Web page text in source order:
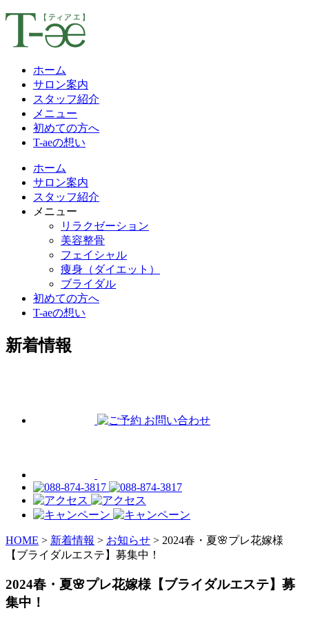
ホーム
サロン案内
スタッフ紹介
メニュー
初めての方へ
T-aeの想い
ホーム
サロン案内
スタッフ紹介
メニュー
リラクゼーション
美容整骨
フェイシャル
痩身（ダイエット）
ブライダル
初めての方へ
T-aeの想い
新着情報
HOME > 新着情報 > お知らせ > 2024春・夏🌸プレ花嫁様
【ブライダルエステ】募集中！
2024春・夏🌸プレ花嫁様【ブライダルエステ】募
集中！